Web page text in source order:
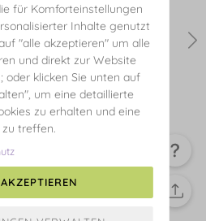
für Komforteinstellungen
Inhalte genutzt
"alle akzeptieren" um alle
und direkt zur Website
oder klicken Sie unten auf
um eine detaillierte
zu erhalten und eine
zu treffen.